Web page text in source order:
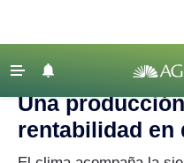
Agricultura
‹ VOLVER
Agroclave Agricultura |
Una
rentabilidad en